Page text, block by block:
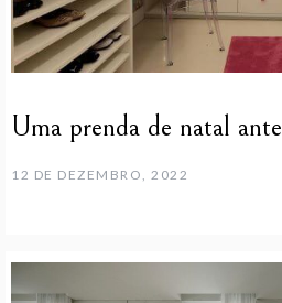
Uma prenda de natal
12 DE DEZEMBRO, 2022